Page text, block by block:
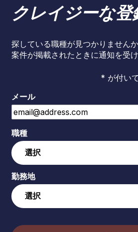
クレイジーな登
探している職種が見つかりません
案件が掲載されたときに通知を受
* が付い
メール
職種
勤務地